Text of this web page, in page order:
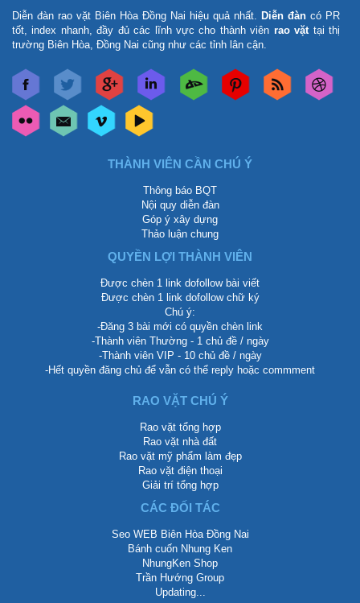
Diễn đàn rao vặt Biên Hòa Đồng Nai hiệu quả nhất. Diễn đàn có PR
tốt, index nhanh, đầy đủ các lĩnh vực cho thành viên rao vặt tại thị
trường Biên Hòa, Đồng Nai cũng như các tỉnh lân cận.
THÀNH VIÊN CẦN CHÚ Ý
Thông báo BQT
Nội quy diễn đàn
Góp ý xây dựng
Thảo luận chung
QUYỀN LỢI THÀNH VIÊN
Được chèn 1 link dofollow bài viết
Được chèn 1 link dofollow chữ ký
Chú ý:
-Đăng 3 bài mới có quyền chèn link
-Thành viên Thường - 1 chủ đề / ngày
-Thành viên VIP - 10 chủ đề / ngày
-Hết quyền đăng chủ để vẫn có thể reply hoặc commment
RAO VẶT CHÚ Ý
Rao vặt tổng hợp
Rao vặt nhà đất
Rao vặt mỹ phẩm làm đẹp
Rao vặt điện thoại
Giải trí tổng hợp
CÁC ĐỐI TÁC
Seo WEB Biên Hòa Đồng Nai
Bánh cuốn Nhung Ken
NhungKen Shop
Trần Hướng Group
Updating...